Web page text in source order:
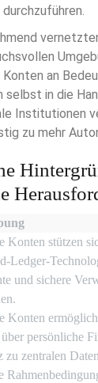
an
selbst in die
Institutionen
zu mehr
Konten stützen
Ledger-
und sichere
Konten
persönliche
zu zentralen